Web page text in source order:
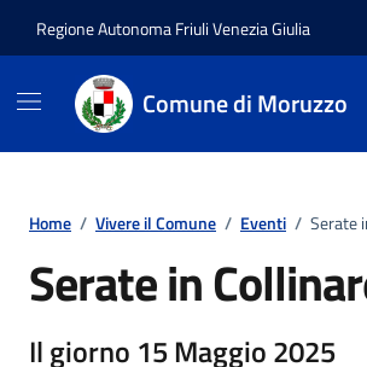
Regione Autonoma Friuli Venezia Giulia
Comune di Moruzzo
Home / Vivere il Comune / Eventi / Serate
Serate in
Il giorno 15 Maggio 2025